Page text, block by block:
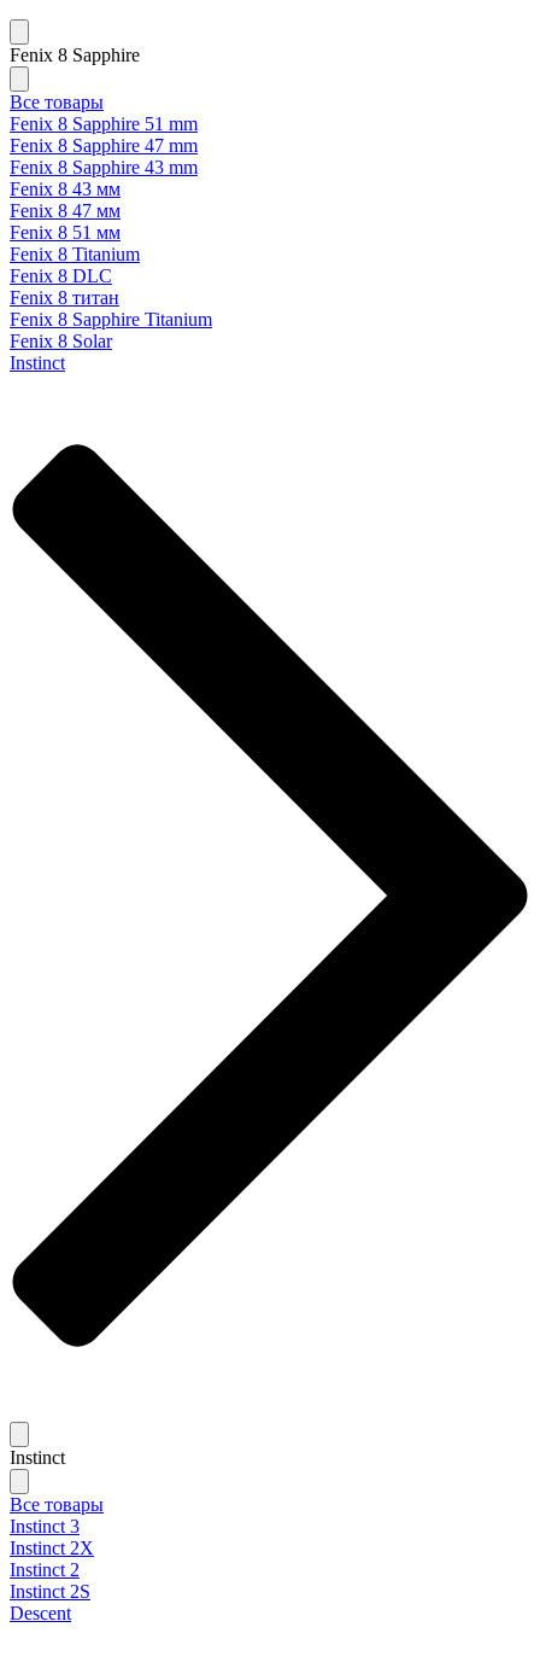
Fenix 8 Sapphire
Все товары
Fenix 8 Sapphire 51 mm
Fenix 8 Sapphire 47 mm
Fenix 8 Sapphire 43 mm
Fenix 8 43 мм
Fenix 8 47 мм
Fenix 8 51 мм
Fenix 8 Titanium
Fenix 8 DLC
Fenix 8 титан
Fenix 8 Sapphire Titanium
Fenix 8 Solar
Instinct
Instinct
Все товары
Instinct 3
Instinct 2X
Instinct 2
Instinct 2S
Descent